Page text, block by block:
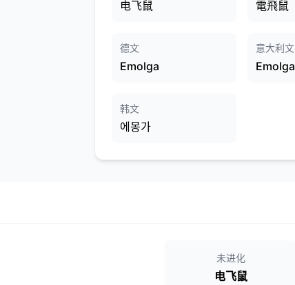
电飞鼠 電飛鼠
德文
Emolga
意大利文
Emolga
韩文
에몽가
未进化
电飞鼠